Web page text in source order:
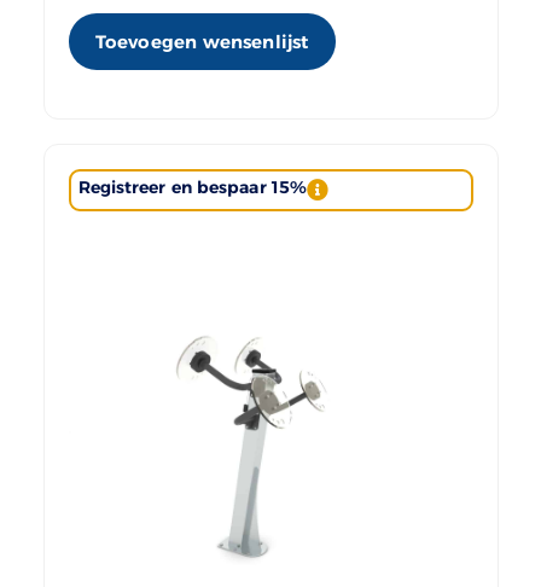
Toevoegen wensenlijst
Registreer en bespaar 15%